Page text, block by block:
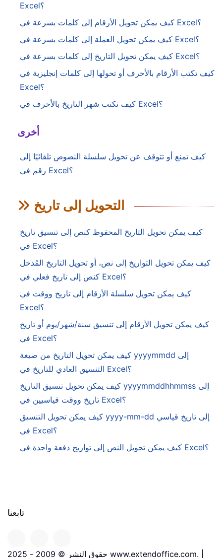
Excel؟
كيف يمكن تحويل الأرقام إلى كلمات بسرعة في Excel؟
كيف يمكن تحويل العملة إلى كلمات بسرعة في Excel؟
كيف يمكن تحويل التاريخ إلى كلمات بسرعة في Excel؟
كيف تكتب الأرقام بالأحرف أو تحولها إلى كلمات إنجليزية في
Excel؟
كيف تكتب شهر التاريخ بالأحرف في Excel؟
أخرى
كيف تمنع أو تتوقف عن تحويل سلسلة النصوص تلقائيًا إلى
رقم في Excel؟
التحويل إلى تاريخ
كيف يمكن تحويل التاريخ المحفوظ كنص إلى تنسيق تاريخ
في Excel؟
كيف يمكن تحويل التواريخ إلى نص، أو تحويل التاريخ المُدخل
كنص إلى تاريخ فعلي في Excel؟
كيف يمكن تحويل سلسلة الأرقام إلى تاريخ ووقت في
Excel؟
كيف يمكن تحويل الأرقام إلى تنسيق سنة/شهر/يوم أو تاريخ
في Excel؟
كيف يمكن تحويل التاريخ من صيغة yyyymmdd إلى
التنسيق العادي للتاريخ في Excel؟
كيف يمكن تحويل تنسيق التاريخ yyyymmddhhmmss إلى
تاريخ ووقت قياسيين في Excel؟
كيف يمكن تحويل التنسيق yyyy-mm-dd إلى تاريخ قياسي
في Excel؟
كيف يمكن تحويل النص إلى تواريخ دفعة واحدة في Excel؟
تابعنا
حقوق النشر © 2009 - 2025 www.extendoffice.com. |